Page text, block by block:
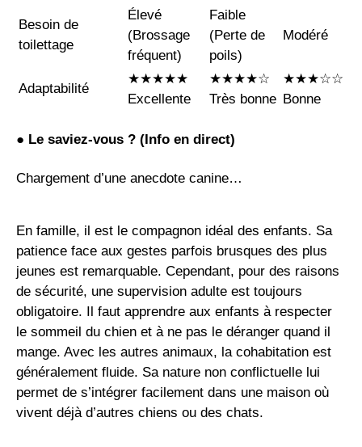
Besoin de
toilettage
Élevé
(Brossage
fréquent)
Faible
(Perte de
poils)
Modéré
Adaptabilité
★★★★★
Excellente
★★★★☆
Très bonne
★★★☆☆
Bonne
● Le saviez-vous ? (Info en direct)
Chargement d’une anecdote canine…
En famille, il est le compagnon idéal des enfants. Sa
patience face aux gestes parfois brusques des plus
jeunes est remarquable. Cependant, pour des raisons
de sécurité, une supervision adulte est toujours
obligatoire. Il faut apprendre aux enfants à respecter
le sommeil du chien et à ne pas le déranger quand il
mange. Avec les autres animaux, la cohabitation est
généralement fluide. Sa nature non conflictuelle lui
permet de s’intégrer facilement dans une maison où
vivent déjà d’autres chiens ou des chats.